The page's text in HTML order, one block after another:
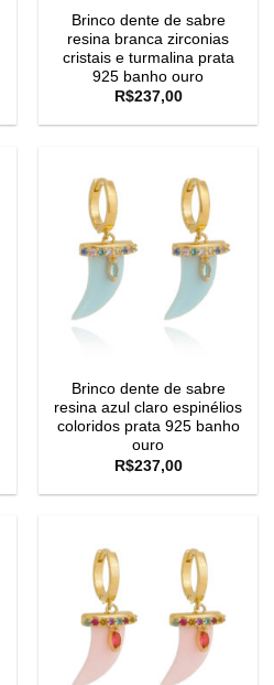
Brinco dente de sabre
resina branca zirconias
cristais e turmalina prata
925 banho ouro
R$237,00
Brinco dente de sabre
resina azul claro espinélios
coloridos prata 925 banho
ouro
R$237,00